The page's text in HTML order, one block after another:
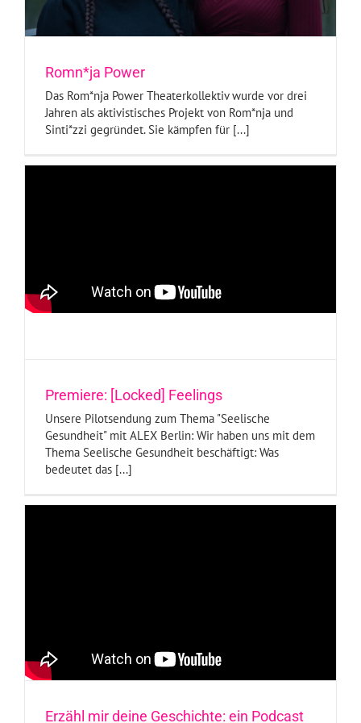
Romn*ja Power
Das Rom*nja Power Theaterkollektiv wurde vor drei
Jahren als aktivistisches Projekt von Rom*nja und
Sinti*zzi gegründet. Sie kämpfen für [...]
Premiere: [Locked] Feelings
Unsere Pilotsendung zum Thema "Seelische
Gesundheit" mit ALEX Berlin: Wir haben uns mit dem
Thema Seelische Gesundheit beschäftigt: Was
bedeutet das [...]
Erzähl mir deine Geschichte: ein Podcast